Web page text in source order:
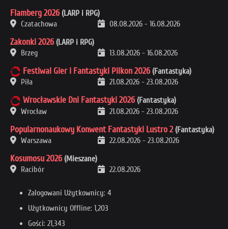
Flamberg 2026 (LARP i RPG)
Czatachowa
08.08.2026 - 16.08.2026
Zakonki 2026 (LARP i RPG)
Brzeg
13.08.2026 - 16.08.2026
Festiwal Gier i Fantastyki Pilkon 2026 (Fantastyka)
Piła
21.08.2026 - 23.08.2026
Wrocławskie Dni Fantastyki 2026 (Fantastyka)
Wrocław
21.08.2026 - 23.08.2026
Popularnonaukowy Konwent Fantastyki Lustro 2 (Fantastyka)
Warszawa
22.08.2026 - 23.08.2026
Kosumosu 2026 (Mieszane)
Racibór
22.08.2026
Zalogowani Użytkownicy: 4
Użytkownicy Offline: 1,203
Gości: 21,343